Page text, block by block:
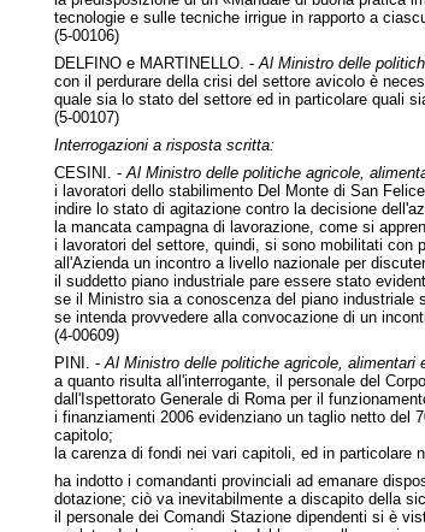
tecnologie e sulle tecniche irrigue in rapporto a
(5-00106)
DELFINO e MARTINELLO. -Al Ministro delle
con il perdurare della crisi del settore avicolo è
quale sia lo stato del settore ed in particolare quali
(5-00107)
Interrogazioni a risposta scritta:
CESINI. -Al Ministro delle politiche agricole,
i lavoratori dello stabilimento Del Monte di San
indire lo stato di agitazione contro la decisione
la mancata campagna di lavorazione, come si
i lavoratori del settore, quindi, si sono mobilitati con
all'Azienda un incontro a livello nazionale per
il suddetto piano industriale pare essere stato
se il Ministro sia a conoscenza del piano industriale
se intenda provvedere alla convocazione di un
(4-00609)
PINI. -Al Ministro delle politiche agricole, alimentari
a quanto risulta all'interrogante, il personale del
dall'Ispettorato Generale di Roma per il
i finanziamenti 2006 evidenziano un taglio netto del
capitolo;
la carenza di fondi nei vari capitoli, ed in particolare
ha indotto i comandanti provinciali ad emanare
dotazione; ciò va inevitabilmente a discapito della
il personale dei Comandi Stazione dipendenti si è